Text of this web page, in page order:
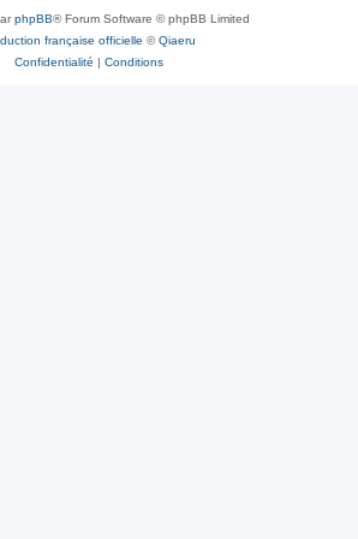
phpBB® Forum Software © phpBB Limited
française officielle ©Qiaeru
Confidentialité | Conditions